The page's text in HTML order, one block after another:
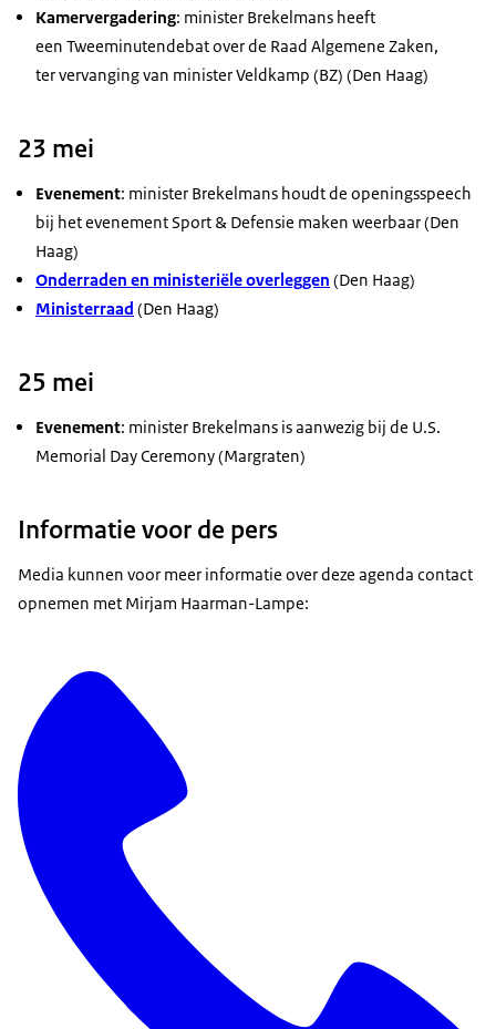
Kamervergadering: minister Brekelmans heeft
een Tweeminutendebat over de Raad Algemene Zaken,
ter vervanging van minister Veldkamp (BZ) (Den Haag)
23 mei
Evenement: minister Brekelmans houdt de openingsspeech
bij het evenement Sport & Defensie maken weerbaar (Den
Haag)
Onderraden en ministeriële overleggen (Den Haag)
Ministerraad (Den Haag)
25 mei
Evenement: minister Brekelmans is aanwezig bij de U.S.
Memorial Day Ceremony(Margraten)
Informatie voor de pers
Media kunnen voor meer informatie over deze agenda contact
opnemen met Mirjam Haarman-Lampe: